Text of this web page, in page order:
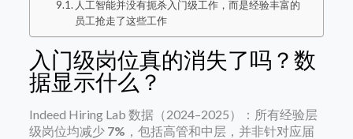
人工智能并没有扼杀入门级工作，而是经验丰富的
员工抢走了这些工作
入门级岗位真的消失了吗？数
据显示什么？
Indeed Hiring Lab 数据（2024–2025）：所有经验层
级岗位均减少 7% ，包括高管和中层，并非针对应届